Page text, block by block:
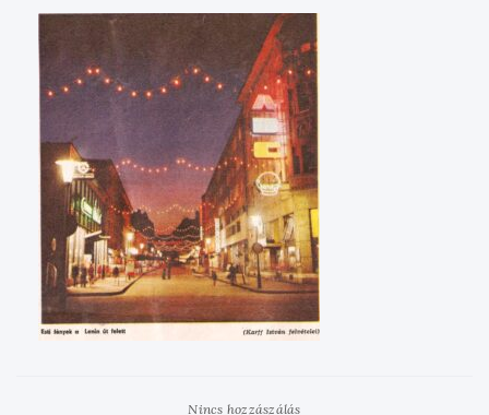
Nincs hozzászálás